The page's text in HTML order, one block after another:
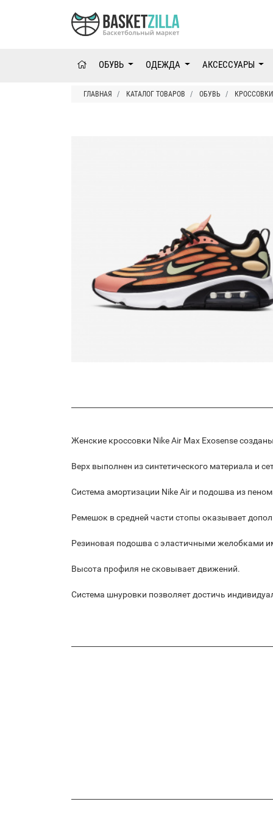
ОБУВЬ ОДЕЖДА АКСЕССУАРЫ
ГЛАВНАЯ КАТАЛОГ ТОВАРОВ ОБУВЬ КРОССОВКИ
Женские кроссовки Nike Air Max Exosense
Верх выполнен из синтетического материала и
Система амортизации Nike Air и подошва из
Ремешок в средней части стопы оказывает
Резиновая подошва с эластичными желобками
Высота профиля не сковывает движений.
Система шнуровки позволяет достичь